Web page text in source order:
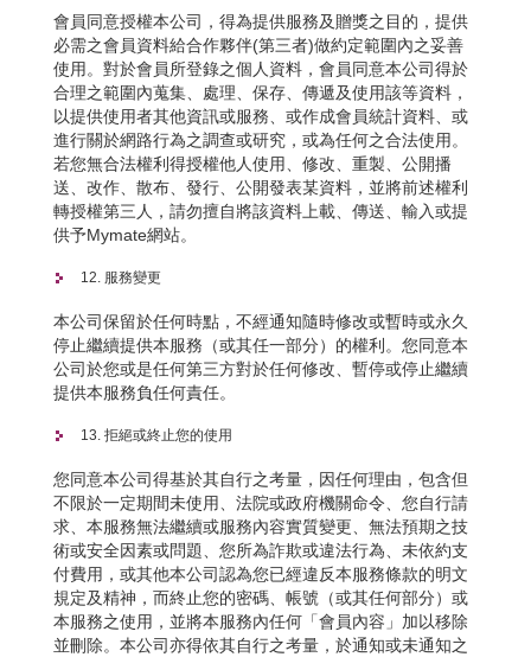
會員同意授權本公司，得為提供服務及贈獎之目的，提供
必需之會員資料給合作夥伴(第三者)做約定範圍內之妥善
使用。對於會員所登錄之個人資料，會員同意本公司得於
合理之範圍內蒐集、處理、保存、傳遞及使用該等資料，
以提供使用者其他資訊或服務、或作成會員統計資料、或
進行關於網路行為之調查或研究，或為任何之合法使用。
若您無合法權利得授權他人使用、修改、重製、公開播
送、改作、散布、發行、公開發表某資料，並將前述權利
轉授權第三人，請勿擅自將該資料上載、傳送、輸入或提
供予Mymate網站。
12. 服務變更
本公司保留於任何時點，不經通知隨時修改或暫時或永久
停止繼續提供本服務（或其任一部分）的權利。您同意本
公司於您或是任何第三方對於任何修改、暫停或停止繼續
提供本服務負任何責任。
13. 拒絕或終止您的使用
您同意本公司得基於其自行之考量，因任何理由，包含但
不限於一定期間未使用、法院或政府機關命令、您自行請
求、本服務無法繼續或服務內容實質變更、無法預期之技
術或安全因素或問題、您所為詐欺或違法行為、未依約支
付費用，或其他本公司認為您已經違反本服務條款的明文
規定及精神，而終止您的密碼、帳號（或其任何部分）或
本服務之使用，並將本服務內任何「會員內容」加以移除
並刪除。本公司亦得依其自行之考量，於通知或未通知之